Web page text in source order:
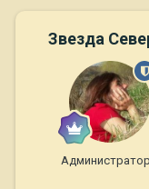
Звезда